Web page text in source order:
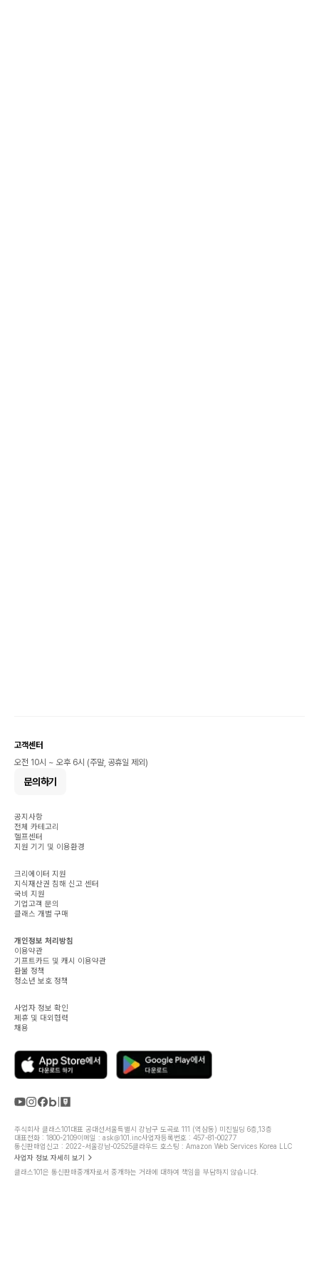
고객센터
오전 10시 ~ 오후 6시 (주말, 공휴일 제외)
문의하기
공지사항
전체 카테고리
헬프센터
지원 기기 및 이용환경
크리에이터 지원
지식재산권 침해 신고 센터
국비 지원
기업고객 문의
클래스 개별 구매
개인정보 처리방침
이용약관
기프트카드 및 캐시 이용약관
환불 정책
청소년 보호 정책
사업자 정보 확인
제휴 및 대외협력
채용
주식회사 클래스101 대표 공대선서울특별시 강남구 도곡로 111 (역삼동) 미진빌딩 6층,13층
대표전화 : 1800-2109이메일 : ask@101.inc사업자등록번호 : 457-81-00277
통신판매업신고 : 2022-서울강남-02525클라우드 호스팅 : Amazon Web Services Korea LLC
사업자 정보 자세히 보기
클래스101은 통신판매중개자로서 중개하는 거래에 대하여 책임을 부담하지 않습니다.